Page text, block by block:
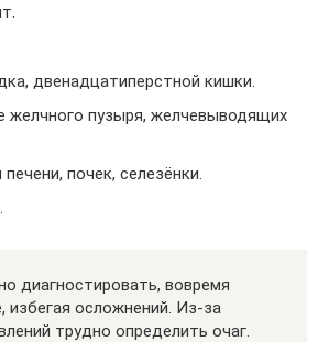
двенадцатиперстной кишки.
желчного пузыря, желчевыводящих
почек, селезёнки.
диагностировать, вовремя
избегая осложнений. Из-за
трудно определить очаг.